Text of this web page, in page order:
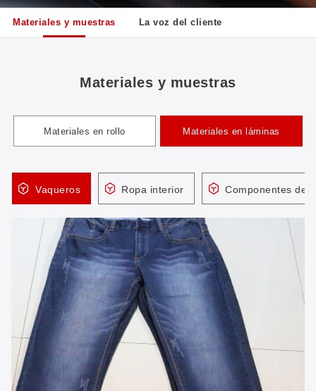
Materiales y muestras La voz del cliente
Materiales y muestras
Materiales en rollo Materiales en láminas
Vaqueros Ropa interior Componentes del